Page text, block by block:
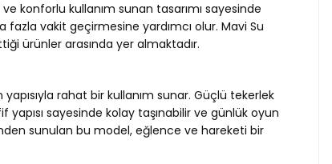
konforlu kullanım sunan tasarımı sayesinde
vakit geçirmesine yardımcı olur. Mavi Su
ürünler arasında yer almaktadır.
rahat bir kullanım sunar. Güçlü tekerlek
sayesinde kolay taşınabilir ve günlük oyun
sunulan bu model, eğlence ve hareketi bir